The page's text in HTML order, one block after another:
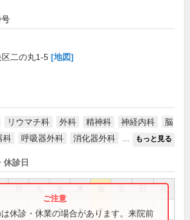
二の丸1-5 [地図]
リウマチ科 外科 精神科 神経内科
脳
科 呼吸器外科 消化器外科 もっと見る
休診日
祝
● ● ● ● ●
休診・休業の場合があります。来院前